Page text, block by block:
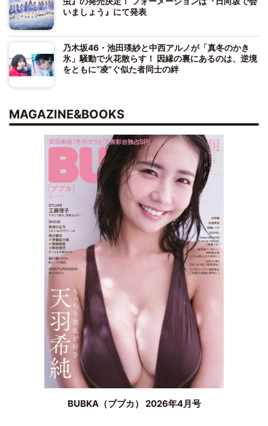
いましょう』にて発表
乃木坂46・池田瑛紗と中西アルノが「真冬のかき
氷」騒動で火花散らす！ 因縁の裏にあるのは、逆境
をともに“凌”ぐ似た者同士の絆
MAGAZINE&BOOKS
BUBKA（ブブカ） 2026年4月号